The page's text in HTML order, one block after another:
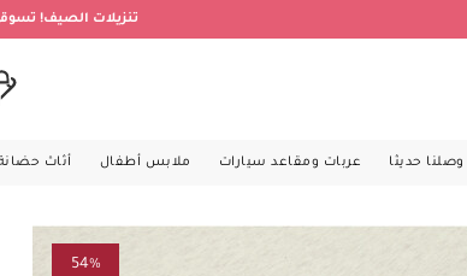
تنزيلات الصيف! تسوقي
وصلنا حديثا عربات ومقاعد سيارات ملابس أطفال أثاث
54%